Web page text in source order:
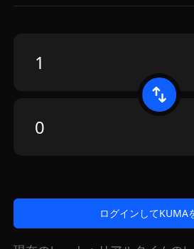
ログインしてKUMA